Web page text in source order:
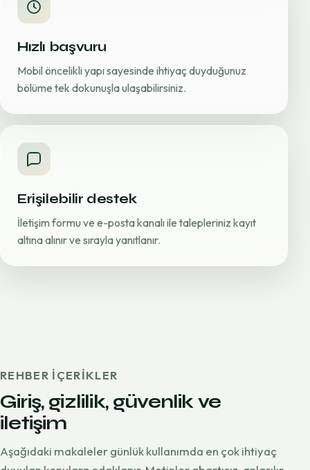
Hızlı başvuru
Mobil öncelikli yapı sayesinde ihtiyaç duyduğunuz
bölüme tek dokunuşla ulaşabilirsiniz.
Erişilebilir destek
İletişim formu ve e-posta kanalı ile talepleriniz kayıt
altına alınır ve sırayla yanıtlanır.
REHBER IÇERIKLER
Giriş, gizlilik, güvenlik ve
iletişim
Aşağıdaki makaleler günlük kullanımda en çok ihtiyaç